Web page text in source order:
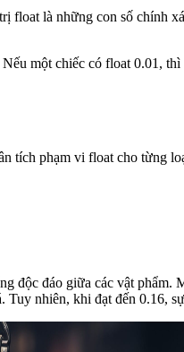
là những con số chính
một chiếc có float 0.01,
tích phạm vi float cho từng
độc đáo giữa các vật
nhiên, khi đạt đến 0.16,